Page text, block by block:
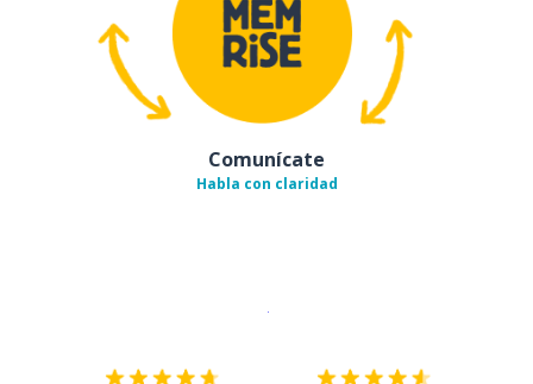
Comunícate
Habla con claridad